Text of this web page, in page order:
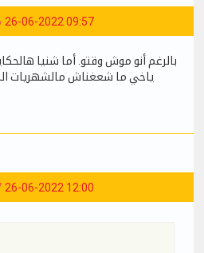
26-06-2022 09:57
بالرغم أنو موش وقتو. أما شنيا
ياخي ما شعغناش مالشهريات
26-06-2022 12:00